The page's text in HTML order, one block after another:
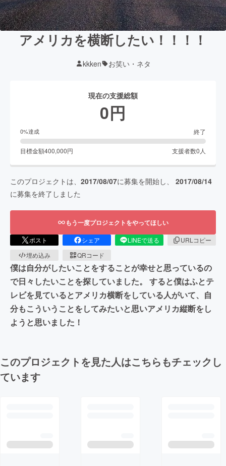
アメリカを横断したい！！！！
kkken お笑い・ネタ
現在の支援総額
0円
0%達成 終了
目標金額400,000円 支援者数0 人
このプロジェクトは、 2017/08/07に募集を開始し、 2017/08/14
に募集を終了しました
もう一度プロジェクトをやってほしい
ポスト シェア LINEで送る
URLコピー
埋め込み
QRコード
僕は自分がしたいことをすることが幸せと思っているの
で日々したいことを探していました。 すると僕はふとテ
レビを見ているとアメリカ横断をしている人がいて、自
分もこういうことをしてみたいと思いアメリカ縦断をし
ようと思いました！
このプロジェクトを見た人はこちらもチェックし
ています